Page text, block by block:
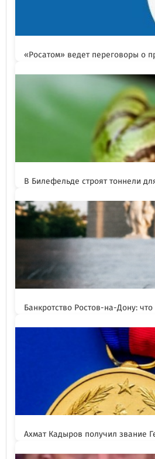
«Росатом» ведет переговоры о
В Билефельде строят тоннели
Банкротство Ростов-на-Дону:
Ахмат Кадыров получил звание